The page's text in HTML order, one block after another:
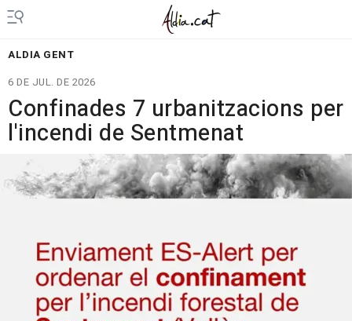
ALDIA GENT
6 DE JUL. DE 2026
Confinades 7 urbanitzacions per
l'incendi de Sentmenat